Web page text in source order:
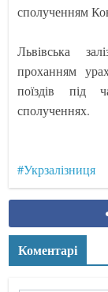
сполученням
Львівська
проханням
поїздів під
сполученнях.
#Укрзалізниця
Коментарі